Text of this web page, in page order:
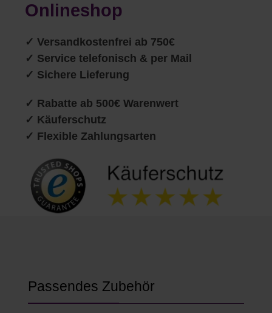
Onlineshop
✓ Versandkostenfrei ab 750€
✓ Service telefonisch & per Mail
✓ Sichere Lieferung
✓ Rabatte ab 500€ Warenwert
✓ Käuferschutz
✓ Flexible Zahlungsarten
Produktgalerie überspringen
Passendes Zubehör